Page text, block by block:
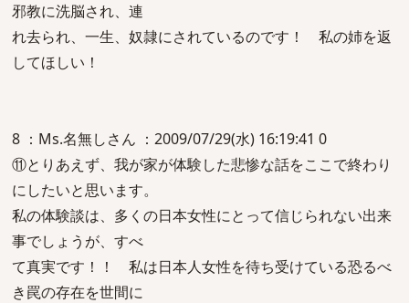
邪教に洗脳され、連
れ去られ、一生、奴隷にされているのです！ 私の姉を返
してほしい！
8 ：Ms.名無しさん ：2009/07/29(水) 16:19:41 0
⑪とりあえず、我が家が体験した悲惨な話をここで終わり
にしたいと思います。
私の体験談は、多くの日本女性にとって信じられない出来
事でしょうが、すべ
て真実です！！ 私は日本人女性を待ち受けている恐るべ
き罠の存在を世間に